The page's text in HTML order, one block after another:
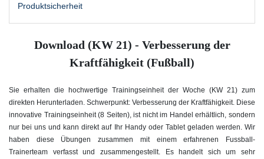
Produktsicherheit
Download (KW 21) - Verbesserung der
Kraftfähigkeit (Fußball)
Sie erhalten die hochwertige Trainingseinheit der Woche (KW 21) zum
direkten Herunterladen. Schwerpunkt: Verbesserung der Kraftfähigkeit. Diese
innovative Trainingseinheit (8 Seiten), ist nicht im Handel erhältlich, sondern
nur bei uns und kann direkt auf Ihr Handy oder Tablet geladen werden. Wir
haben diese Übungen zusammen mit einem erfahrenen Fussball-
Trainerteam verfasst und zusammengestellt. Es handelt sich um sehr